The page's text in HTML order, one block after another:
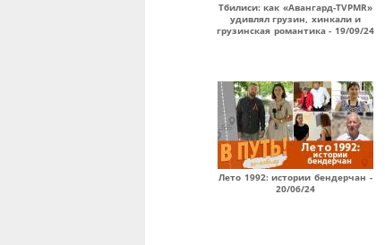
Тбилиси: как «Авангард-TVPMR»
удивлял грузин, хинкали и
грузинская романтика - 19/09/24
Лето 1992: истории бендерчан -
20/06/24